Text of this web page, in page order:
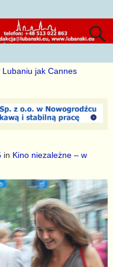
jak Cannes
in Kino niezależne – w